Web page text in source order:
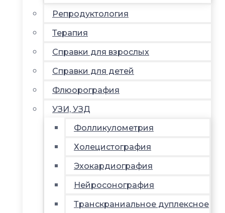
Репродуктология
Терапия
Справки для взрослых
Справки для детей
Флюорография
УЗИ, УЗД
Фолликулометрия
Холецистография
Эхокардиография
Нейросонография
Транскраниальное дуплексное